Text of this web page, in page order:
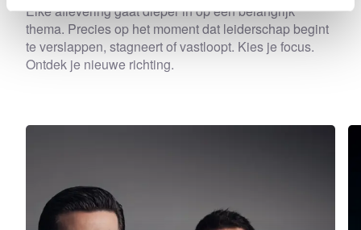
Elke aflevering gaat dieper in op een belangrijk
thema. Precies op het moment dat leiderschap begint
te verslappen, stagneert of vastloopt. Kies je focus.
Ontdek je nieuwe richting.